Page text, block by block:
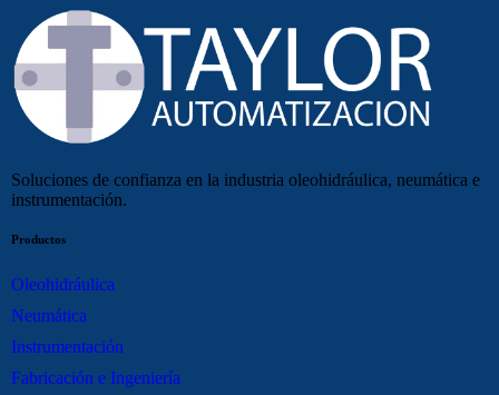
Soluciones de confianza en la industria oleohidráulica, neumática e
instrumentación.
Productos
Oleohidráulica
Neumática
Instrumentación
Fabricación e Ingeniería